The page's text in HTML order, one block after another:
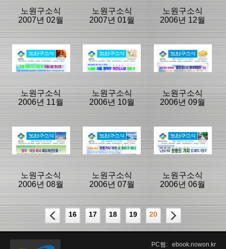
|
2007/05/25
|
2007/04/25
|
2007/03/26
노원구소식
2007년 02월
분류명 : 노원구
소식지
|
2007/02/26
문:13,297
노원구소식
2007년 01월
분류명 : 노원구
소식지
|
2007/01/24
문:13,056
노원구소식
2006년 12월
분류명 : 노원구
소식지
|
2006/12/26
문:13,162
노원구소식
2006년 11월
분류명 : 노원구
소식지
|
등록일 :
2006/10/25
|
노원구소식
2006년 10월
분류명 : 노원구
소식지
|
등록일 :
2006/09/25
노원구소식
2006년 09월
분류명 : 노원구
소식지
|
등록일 :
2006/08/25
|
노원구소식
2006년 08월
분류명 : 노원구
노원구소식
2006년 07월
분류명 : 노원구
노원구소식
2006년 06월
분류명 : 노원구
16 17 18 19 20
PC웹: ebook.nowon.kr